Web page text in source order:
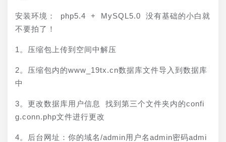
安装环境： php5.4 + MySQL5.0 没有基础的小白就
不要拍了！
1。压缩包上传到空间中解压
2。压缩包内的www_19tx.cn数据库文件导入到数据库
中
3。更改数据库用户信息 找到第三个文件夹内的confi
g.conn.php文件进行更改
4。后台网址：你的域名/admin用户名admin密码admi